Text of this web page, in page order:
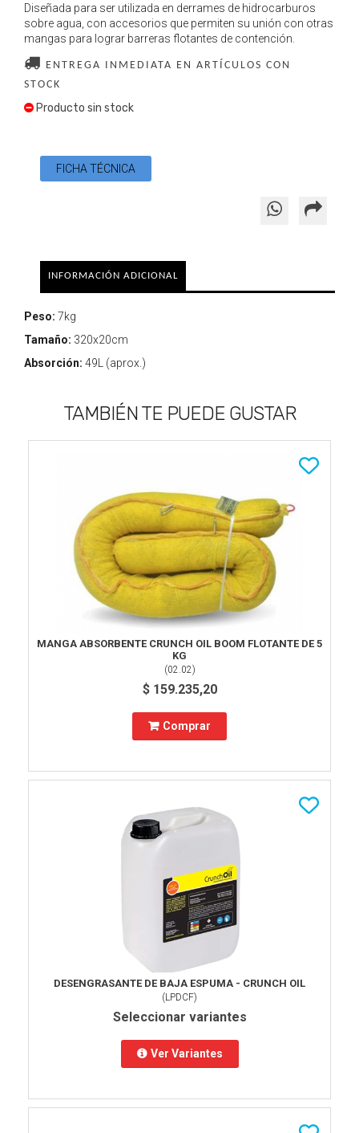
Diseñada para ser utilizada en derrames de hidrocarburos
sobre agua, con accesorios que permiten su unión con otras
mangas para lograr barreras flotantes de contención.
ENTREGA INMEDIATA EN ARTÍCULOS CON
STOCK
Producto sin stock
FICHA TÉCNICA
INFORMACIÓN ADICIONAL
Peso: 7kg
Tamaño: 320x20cm
Absorción: 49L (aprox.)
TAMBIÉN TE PUEDE GUSTAR
MANGA ABSORBENTE CRUNCH OIL BOOM FLOTANTE DE 5
KG
(02.02)
$ 159.235,20
Comprar
DESENGRASANTE DE BAJA ESPUMA - CRUNCH OIL
(LPDCF)
Seleccionar variantes
Ver Variantes